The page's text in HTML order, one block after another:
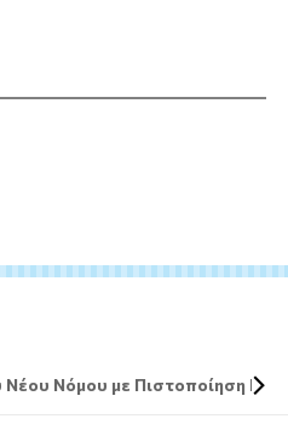
Νόμου με Πιστοποίηση DIN